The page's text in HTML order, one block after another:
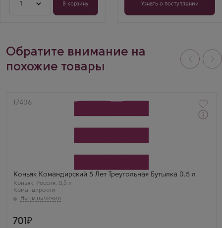
качество.
1 В корзину
качество.
Узнать о поступлении
Обратите внимание на
похожие товары
Артикул
17406
Коньяк Командирский 5 Лет Треугольная Бутылка 0.5 л
Коньяк, Россия, 0,5 л
Командирский
Выдержка
5 лет
701